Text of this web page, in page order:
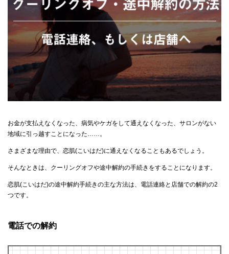
お金が支払えなくなった、病気やケガをして通えなくなった、サロンがない
地域に引っ越すことになった……。
さまざまな理由で、恋肌(こいはだ)に通えなくなることもあるでしょう。
そんなときは、クーリングオフや途中解約の手続きをすることになります。
恋肌(こいはだ)の途中解約手続きの主な方法は、電話連絡と店舗での解約の2
つです。
電話での解約